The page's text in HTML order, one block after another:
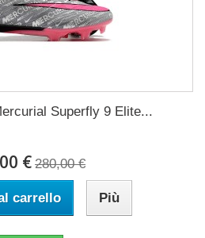
Superfly 9 Elite...
€ 280,00 €
carrello Più